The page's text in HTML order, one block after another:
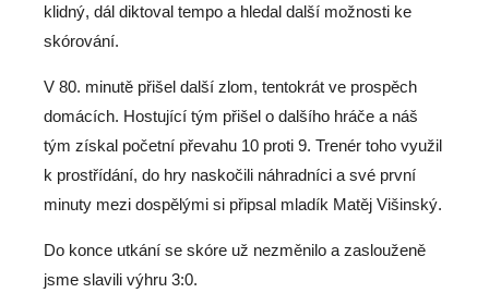
klidný, dál diktoval tempo a hledal další možnosti ke
skórování.
V 80. minutě přišel další zlom, tentokrát ve prospěch
domácích. Hostující tým přišel o dalšího hráče a náš
tým získal početní převahu 10 proti 9. Trenér toho využil
k prostřídání, do hry naskočili náhradníci a své první
minuty mezi dospělými si připsal mladík Matěj Višinský.
Do konce utkání se skóre už nezměnilo a zaslouženě
jsme slavili výhru 3:0.